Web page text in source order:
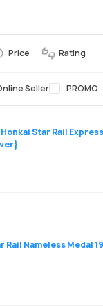
Price Rating
Seller PROMO
Star Rail
Rail Nameless Medal